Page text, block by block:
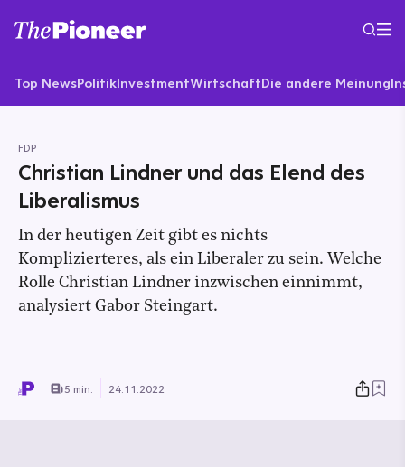
Top NewsPolitikInvestmentWirtschaftDie andere Meinung
FDP
Christian Lindner und das Elend des
Liberalismus
In der heutigen Zeit gibt es nichts
Komplizierteres, als ein Liberaler zu sein. Welche
Rolle Christian Lindner inzwischen einnimmt,
analysiert Gabor Steingart.
5 min. 24.11.2022